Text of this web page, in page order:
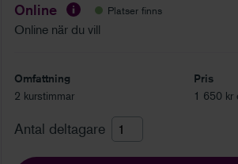
Online Platser finns
Online när du vill
Omfattning
2 kurstimmar
Pris
1 650 kr
Antal deltagare